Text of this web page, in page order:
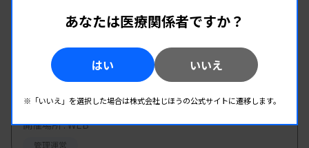
2026.08.19 （水） 08.19 （水）
第2回 県南地区研修会
主催 :熊本県臨床検査技師会
開催場所 : WEB
管理運営
あなたは医療関係者ですか？
はい いいえ
※「いいえ」を選択した場合は株式会社じほうの公式サイトに遷移します。